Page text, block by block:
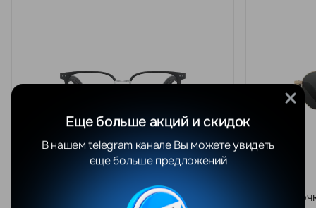
Умные очки Xiaomi Mijia Smart Audio
Умные
Еще больше акций и скидок
В нашем telegram канале Вы можете увидеть
еще больше предложений